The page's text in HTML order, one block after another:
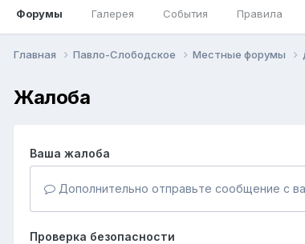
Форумы Галерея События Правила
Главная Павло-Слободское Местные форумы
Жалоба
Ваша жалоба
Дополнительно отправьте сообщение с
Проверка безопасности